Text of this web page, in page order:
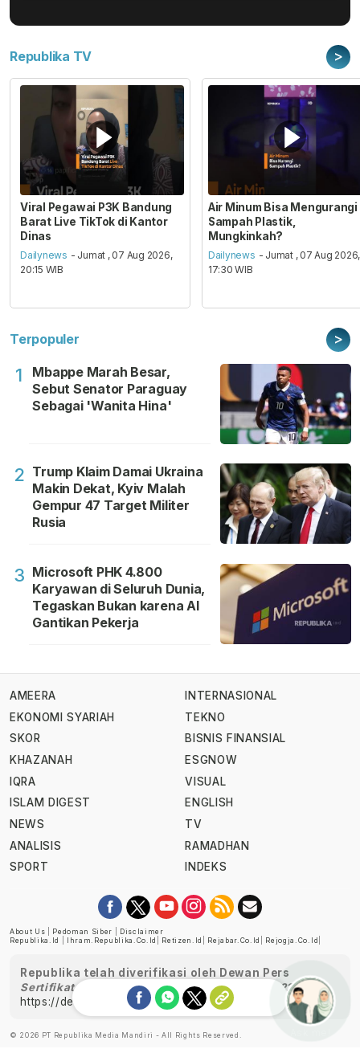
Republika TV >
Viral Pegawai P3K Bandung
Barat Live TikTok di Kantor
Dinas
Dailynews - Jumat , 07 Aug 2026,
20:15 WIB
Air Minum Bisa Mengurangi
Sampah Plastik,
Mungkinkah?
Dailynews - Jumat , 07 Aug 2026,
17:30 WIB
Terpopuler >
1
Mbappe Marah Besar,
Sebut Senator Paraguay
Sebagai 'Wanita Hina'
2 Trump Klaim Damai Ukraina
Makin Dekat, Kyiv Malah
Gempur 47 Target Militer
Rusia
3 Microsoft PHK 4.800
Karyawan di Seluruh Dunia,
Tegaskan Bukan karena AI
Gantikan Pekerja
AMEERA
EKONOMI SYARIAH
SKOR
KHAZANAH
IQRA
ISLAM DIGEST
NEWS
ANALISIS
SPORT
INTERNASIONAL
TEKNO
BISNIS FINANSIAL
ESGNOW
VISUAL
ENGLISH
TV
RAMADHAN
INDEKS
About Us Pedoman Siber
Disclaimer
Republika.id
Ihram.republika.co.id Retizen.id Rejabar.co.id Rejogja.co.id
Republika telah diverifikasi oleh Dewan Pers
Sertifikat Nomor 1058/DP-Verifikasi/K/XII/2022
https://dewanpers.or.id/data/perusahaanpers
© 2026 PT Republika Media Mandiri - All Rights Reserved.